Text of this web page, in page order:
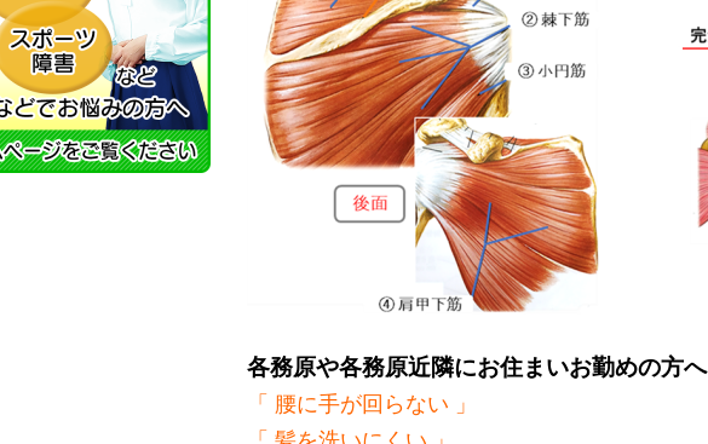
各務原や各務原近隣にお住まいお勤めの方へ
「 腰に手が回らない 」